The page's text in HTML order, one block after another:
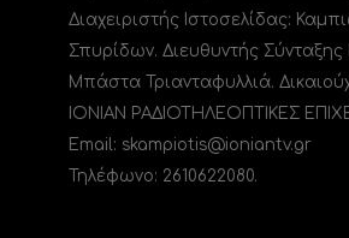
Διαχειριστής Ιστοσελίδας:
Σπυρίδων. Διευθυντής Σύνταξης
Μπάστα Τριανταφυλλιά.
ΙΟΝΙΑΝ ΡΑΔΙΟΤΗΛΕΟΠΤΙΚΕΣ
Email: skampiotis@ioniantv.gr
Τηλέφωνο: 2610622080.